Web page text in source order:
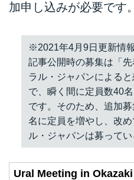
加申し込みが必要です。
※2021年4月9日更新情報
記事公開時の募集は「
ラル・ジャパンによる
で、瞬く間に定員数40
です。そのため、追加
名に定員を増やし、改
ル・ジャパンは募ってい
Ural Meeting in